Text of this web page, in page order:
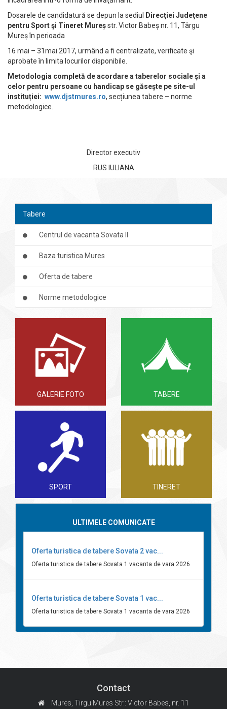
Dosarele de candidatură se depun la sediul
Direcţiei Judeţene
pentru Sport şi Tineret Mureșstr. Victor Babeș nr. 11, Târgu
Mureș în perioada
16 mai – 31mai 2017, urmând a fi centralizate, verificate şi
aprobate în limita locurilor disponibile.
Metodologia completă de acordare a taberelor sociale şi a
celor pentru persoane cu handicap se găseşte pe site-ul
instituției: www.djstmures.ro, secțiunea tabere – norme
metodologice.
Director executiv
RUS IULIANA
Tabere
Centrul de vacanta Sovata II
Baza turistica Mures
Oferta de tabere
Norme metodologice
GALERIE FOTO TABERE
SPORT TINERET
ULTIMELE COMUNICATE
Oferta turistica de tabere Sovata 2 vac...
Oferta turistica de tabere Sovata 1 vacanta de vara 2026
Oferta turistica de tabere Sovata 1 vac...
Oferta turistica de tabere Sovata 1 vacanta de vara 2026
Contact
Mures, Tirgu Mures Str.: Victor Babes, nr. 11